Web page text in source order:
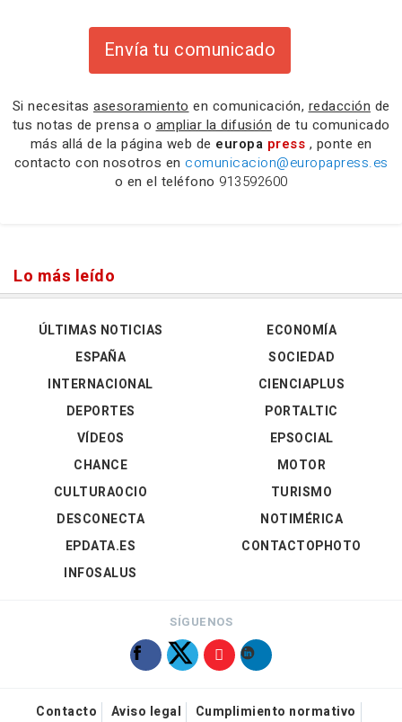
Envía tu comunicado
Si necesitas asesoramiento en comunicación, redacción de
tus notas de prensa o ampliar la difusión de tu comunicado
más allá de la página web de europa press , ponte en
contacto con nosotros en comunicacion@europapress.es
o en el teléfono 913592600
Lo más leído
ÚLTIMAS NOTICIAS
ESPAÑA
INTERNACIONAL
DEPORTES
VÍDEOS
ECONOMÍA
SOCIEDAD
CIENCIAPLUS
PORTALTIC
EPSOCIAL
CHANCE
CULTURAOCIO
DESCONECTA
EPDATA.ES
INFOSALUS
MOTOR
TURISMO
NOTIMÉRICA
CONTACTOPHOTO
SÍGUENOS
Contacto Aviso legal Cumplimiento normativo